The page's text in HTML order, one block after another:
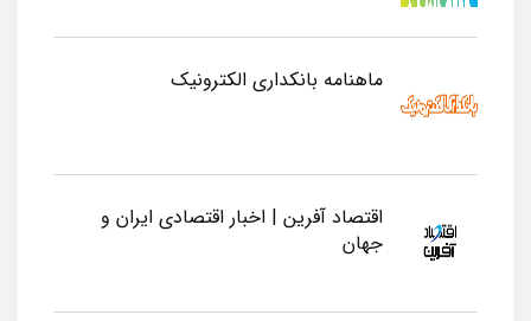
ماهنامه بانکداری الکترونیک
اقتصاد آفرین | اخبار اقتصادی ایران و
جهان